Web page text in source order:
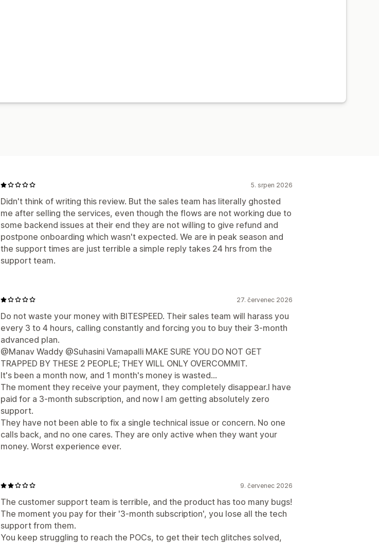
5. srpen 2026
Didn't think of writing this review. But the sales team has literally ghosted
me after selling the services, even though the flows are not working due to
some backend issues at their end they are not willing to give refund and
postpone onboarding which wasn't expected. We are in peak season and
the support times are just terrible a simple reply takes 24 hrs from the
support team.
27. červenec 2026
Do not waste your money with BITESPEED. Their sales team will harass you
every 3 to 4 hours, calling constantly and forcing you to buy their 3-month
advanced plan.
@Manav Waddy @Suhasini Vamapalli MAKE SURE YOU DO NOT GET
TRAPPED BY THESE 2 PEOPLE; THEY WILL ONLY OVERCOMMIT.
It's been a month now, and 1 month's money is wasted...
The moment they receive your payment, they completely disappear.I have
paid for a 3-month subscription, and now I am getting absolutely zero
support.
They have not been able to fix a single technical issue or concern. No one
calls back, and no one cares. They are only active when they want your
money. Worst experience ever.
9. červenec 2026
The customer support team is terrible, and the product has too many bugs!
The moment you pay for their '3-month subscription', you lose all the tech
support from them.
You keep struggling to reach the POCs, to get their tech glitches solved,